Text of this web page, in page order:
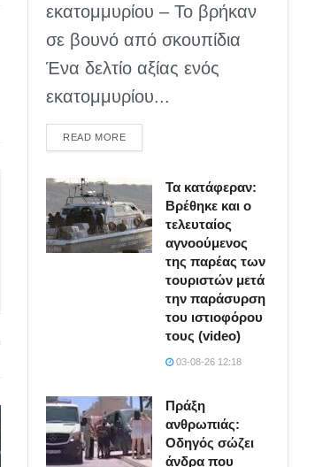
εκατομμυρίου – Το βρήκαν
σε βουνό από σκουπίδια
Ένα δελτίο αξίας ενός
εκατομμυρίου...
READ MOREDETAILS
Τα κατάφεραν:
Βρέθηκε και ο
τελευταίος
αγνοούμενος
της παρέας των
τουριστών μετά
την παράσυρση
του ιστιοφόρου
τους (video)
03-08-26 12:18
Πράξη
ανθρωπιάς:
Οδηγός σώζει
άνδρα που